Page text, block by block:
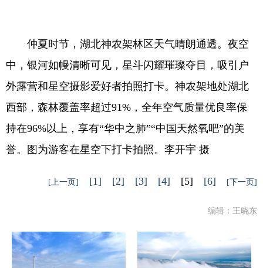
仲夏时节，湖北神农架林区天气晴朗通透。夜空
中，银河如幔清晰可见，星斗闪耀璀璨夺目，吸引户
外露营和星空摄影爱好者拍照打卡。神农架地处湖北
西部，森林覆盖率超过91%，全年空气质量优良率保
持在96%以上，享有“华中之肺”“中国天然氧吧”的美
誉。图为游客在星空下打卡拍照。李开宇 摄
[上一页] [1] [2] [3] [4] [5] [6] [下一页]
编辑：王晓东